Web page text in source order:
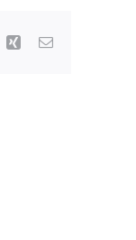
Xing Email